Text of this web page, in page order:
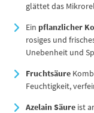
glättet das
Ein pflanzlicher
rosiges und
Unebenheit und
Fruchtsäure
Feuchtigkeit,
Azelain Säure ist